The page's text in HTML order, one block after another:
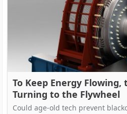
To Keep Energy Flowing,
Turning to the Flywheel
Could age-old tech prevent